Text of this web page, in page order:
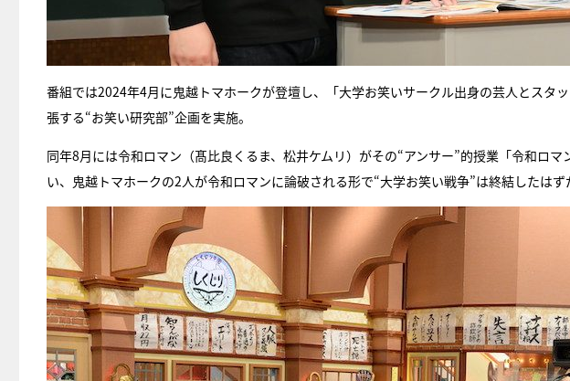
番組では2024年4月に鬼越トマホークが登壇し、「大学お笑いサークル出身の芸人とスタ
張する“お笑い研究部”企画を実施。
同年8月には令和ロマン（髙比良くるま、松井ケムリ）がその“アンサー”的授業「令和ロ
い、鬼越トマホークの2人が令和ロマンに論破される形で“大学お笑い戦争”は終結したはず